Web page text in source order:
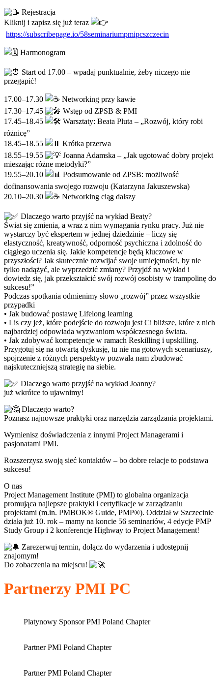
Rejestracja
Kliknij i zapisz się już teraz
https://subscribepage.io/58seminariumpmipcszczecin
Harmonogram
Start od 17.00 – wpadaj punktualnie, żeby niczego nie
przegapić!
17.00–17.30
Networking przy kawie
17.30–17.45
Wstęp od ZPSB & PMI
17.45–18.45
Warsztaty: Beata Pluta – „Rozwój, który robi
różnicę”
18.45–18.55
Krótka przerwa
18.55–19.55
Joanna Adamska – „Jak ugotować dobry projekt
mieszając różne metodyki?”
19.55–20.10
Podsumowanie od ZPSB: możliwość
dofinansowania swojego rozwoju (Katarzyna Jakuszewska)
20.10–20.30
Networking ciąg dalszy
Dlaczego warto przyjść na wykład Beaty?
Świat się zmienia, a wraz z nim wymagania rynku pracy. Już nie
wystarczy być ekspertem w jednej dziedzinie – liczy się
elastyczność, kreatywność, odporność psychiczna i zdolność do
ciągłego uczenia się. Jakie kompetencje będą kluczowe w
przyszłości? Jak skutecznie rozwijać swoje umiejętności, by nie
tylko nadążyć, ale wyprzedzić zmiany? Przyjdź na wykład i
dowiedz się, jak przekształcić swój rozwój osobisty w trampolinę do
sukcesu!”
Podczas spotkania odmienimy słowo „rozwój” przez wszystkie
przypadki
• Jak budować postawę Lifelong learning
• Lis czy jeż, które podejście do rozwoju jest Ci bliższe, które z nich
najbardziej odpowiada wyzwaniom współczesnego świata.
• Jak zdobywać kompetencje w ramach Reskilling i upskilling.
Przygotuj się na otwartą dyskusję, tu nie ma gotowych scenariuszy,
spojrzenie z różnych perspektyw pozwala nam zbudować
najskuteczniejszą strategię na siebie.
Dlaczego warto przyjść na wykład Joanny?
już wkrótce to ujawnimy!
Dlaczego warto?
Poznasz najnowsze praktyki oraz narzędzia zarządzania projektami.
Wymienisz doświadczenia z innymi Project Managerami i
pasjonatami PMI.
Rozszerzysz swoją sieć kontaktów – bo dobre relacje to podstawa
sukcesu!
O nas
Project Management Institute (PMI) to globalna organizacja
promująca najlepsze praktyki i certyfikacje w zarządzaniu
projektami (m.in. PMBOK® Guide, PMP®). Oddział w Szczecinie
działa już 10. rok – mamy na koncie 56 seminariów, 4 edycje PMP
Study Group i 2 konferencje Highway to Project Management!
Zarezerwuj termin, dołącz do wydarzenia i udostępnij
znajomym!
Do zobaczenia na miejscu!
Partnerzy PMI PC
Platynowy Sponsor PMI Poland Chapter
Partner PMI Poland Chapter
Partner PMI Poland Chapter